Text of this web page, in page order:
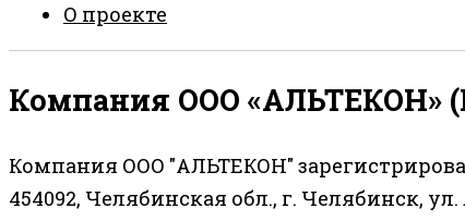
О проекте
Компания ООО «АЛЬТЕКОН»
Компания ООО "АЛЬТЕКОН"
454092, Челябинская обл., г. Челябинск,